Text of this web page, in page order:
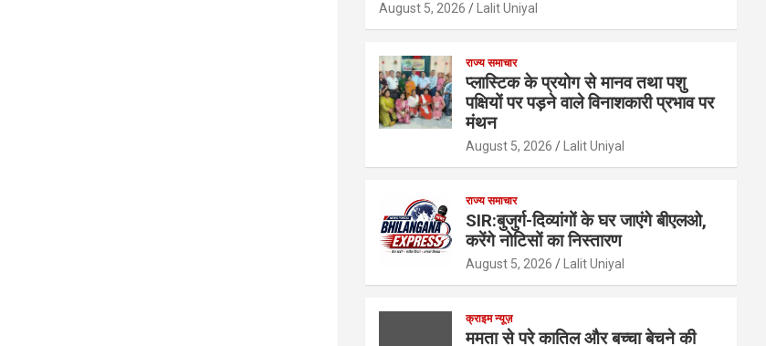
August 5, 2026 Lalit Uniyal
राज्य समाचार
प्लास्टिक के प्रयोग से मानव तथा पशु
पक्षियों पर पड़ने वाले विनाशकारी प्रभाव पर
मंथन
August 5, 2026 Lalit Uniyal
राज्य समाचार
SIR:बुजुर्ग-दिव्यांगों के घर जाएंगे बीएलओ,
करेंगे नोटिसों का निस्तारण
August 5, 2026 Lalit Uniyal
क्राइम न्यूज़
ममता से परे कातिल और बच्चा बेचने की